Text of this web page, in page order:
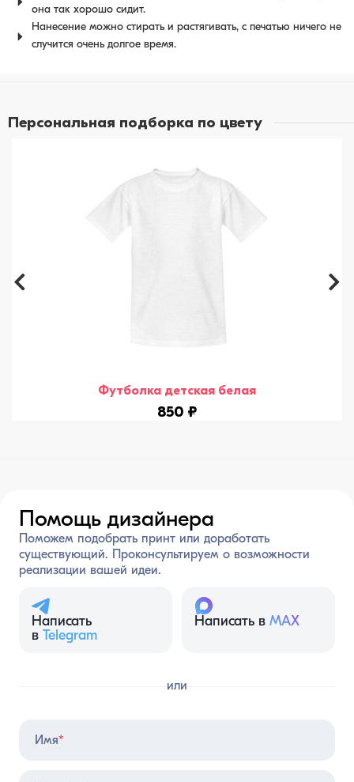
она так хорошо сидит.
Нанесение можно стирать и растягивать, с печатью ничего не
случится очень долгое время.
Персональная подборка по цвету
Футболка детская белая
850 ₽
Помощь дизайнера
Поможем подобрать принт или доработать
существующий. Проконсультируем о возможности
реализации вашей идеи.
Написать
в Telegram
Написать в MAX
или
Имя*